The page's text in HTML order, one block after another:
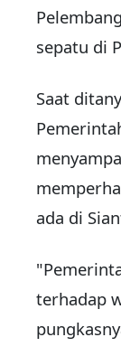
sepatu di
Saat
ada di
terhadap